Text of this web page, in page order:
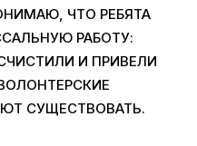
ЧТО РЕБЯТА
РАБОТУ:
И ПРИВЕЛИ
СУЩЕСТВОВАТЬ.